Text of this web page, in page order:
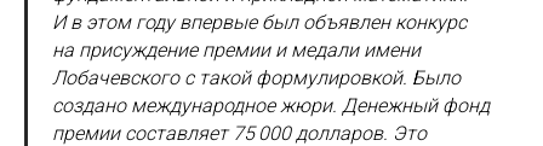
И в этом году впервые был объявлен конкурс
на присуждение премии и медали имени
Лобачевского с такой формулировкой. Было
создано международное жюри. Денежный фонд
премии составляет 75 000 долларов. Это